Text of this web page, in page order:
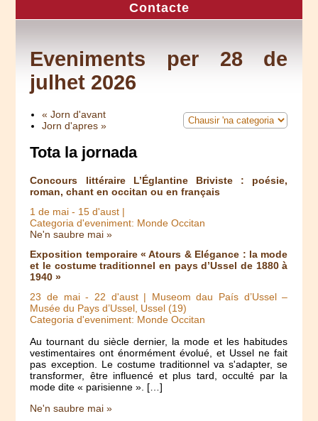
Contacte
Eveniments per 28 de
julhet 2026
« Jorn d'avant
Jorn d'apres »
Tota la jornada
Concours littéraire L’Églantine Briviste : poésie,
roman, chant en occitan ou en français
1 de mai - 15 d'aust |
Categoria d'eveniment: Monde Occitan
Ne'n saubre mai »
Exposition temporaire « Atours & Elégance : la mode
et le costume traditionnel en pays d’Ussel de 1880 à
1940 »
23 de mai- 22 d'aust| Museom dau País d’Ussel –
Musée du Pays d’Ussel, Ussel (19)
Categoria d'eveniment: Monde Occitan
Au tournant du siècle dernier, la mode et les habitudes
vestimentaires ont énormément évolué, et Ussel ne fait
pas exception. Le costume traditionnel va s'adapter, se
transformer, être influencé et plus tard, occulté par la
mode dite « parisienne ». […]
Ne'n saubre mai »